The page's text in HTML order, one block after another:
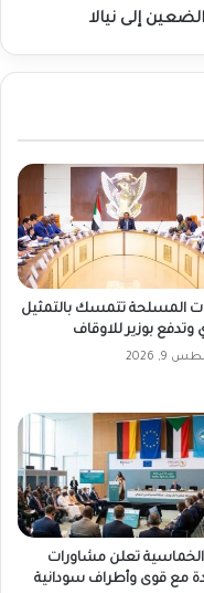
إلى نيالا
المسلحة تتمسك بالتمثيل
وتدفع بوزير للاوقاف
9, 2026
الخماسية تعلن مشاورات
مع قوى وأطراف سودانية